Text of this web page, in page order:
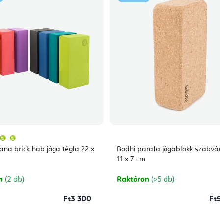
brick hab jóga tégla 22 x
átlagos
értékelése
csillag.
(2 db)
Ft3 300
Bodhi parafa jógablokk
11 x 7 cm
Raktáron (>5 db)